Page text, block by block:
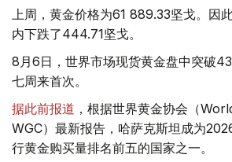
上周，黄金价格为61 889.33坚戈。因
内下跌了444.71坚戈。
8月6日，世界市场现货黄金盘中突破
七周来首次。
据此前报道 ，根据世界黄金协会（
WGC）最新报告，哈萨克斯坦成为
行黄金购买量排名前五的国家之一。